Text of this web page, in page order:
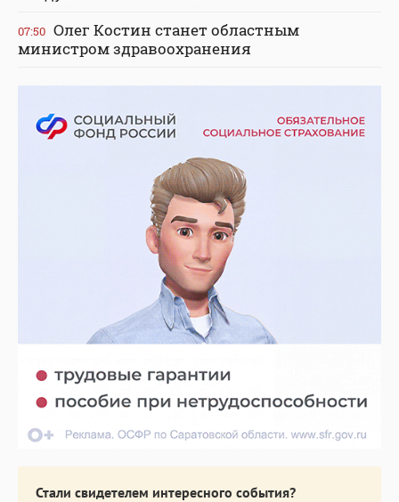
07:50 Олег Костин станет областным
министром здравоохранения
Стали свидетелем интересного события?